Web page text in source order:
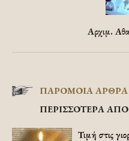
Αρχιμ.
ΠΑΡΟΜΟΙΑ ΑΡΘΡΑ
ΠΕΡΙΣΣΟΤΕΡΑ
Τιμή στις